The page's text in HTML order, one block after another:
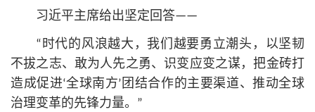
习近平主席给出坚定回答——
“时代的风浪越大，我们越要勇立潮头，以坚韧
不拔之志、敢为人先之勇、识变应变之谋，把金砖打
造成促进‘全球南方’团结合作的主要渠道、推动全球
治理变革的先锋力量。”